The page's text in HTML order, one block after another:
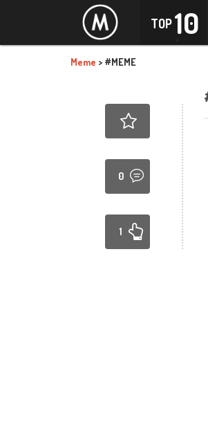
TOP 10
Meme > #MEME
0
1